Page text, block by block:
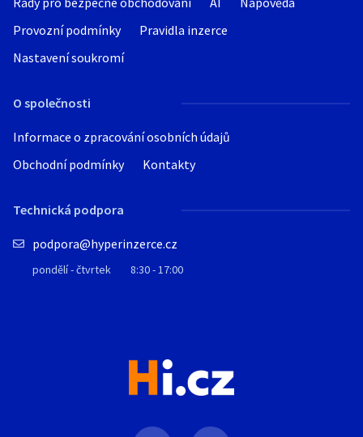
Provozní podmínky
Pravidla inzerce
Nastavení soukromí
O společnosti
Informace o zpracování osobních údajů
Obchodní podmínky
Kontakty
Technická podpora
podpora@hyperinzerce.cz
pondělí - čtvrtek 8:30 - 17:00